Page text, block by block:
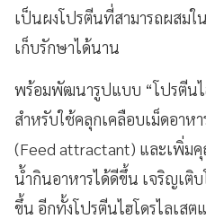
เป็นผงโปรตีนที่สามารถผสมใ
เก็บรักษาได้นาน
พร้อมพัฒนารูปแบบ “โปรตีนไ
สำหรับใช้คลุกเคลือบเม็ดอาห
(Feed attractant) และเพิ่มคุ
น้ำกินอาหารได้ดีขึ้น เจริญเติบ
ขึ้น อีกทั้งโปรตีนไฮโดรไลเสต